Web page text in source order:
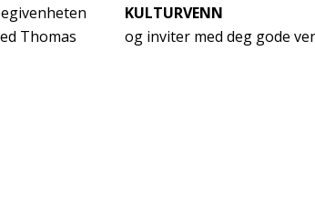
Thomas
KULTURVENN
og inviter med deg gode